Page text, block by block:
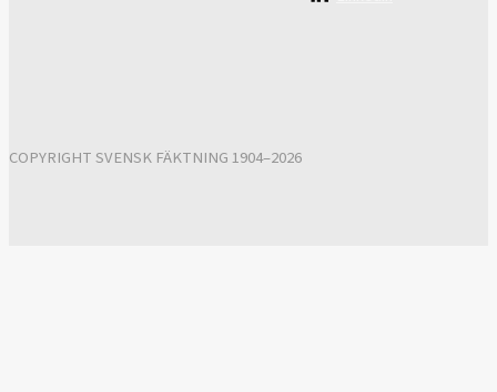
COPYRIGHT SVENSK FÄKTNING 1904–2026